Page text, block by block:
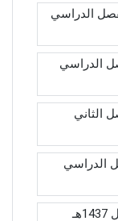
الدراسي
الدراسي
الثاني
الدراسي
اختبار مناهج البحث العلمي الفصل الأول 1437هـ